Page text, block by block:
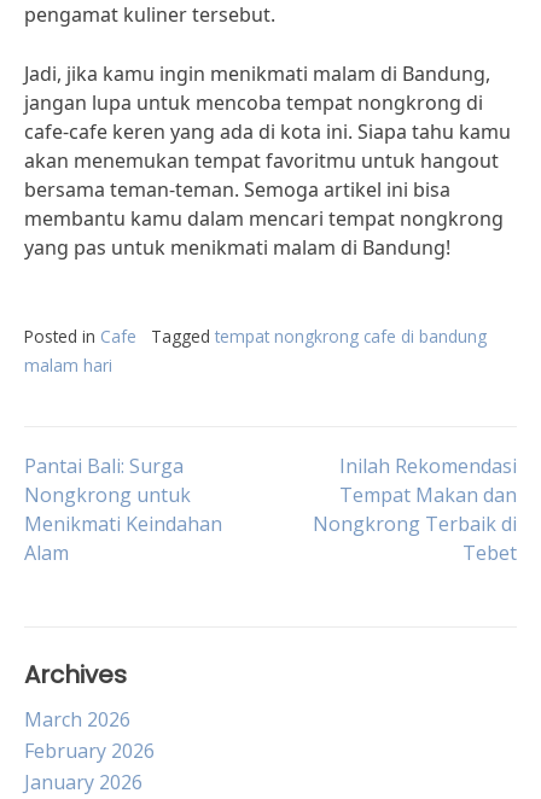
pengamat kuliner tersebut.
Jadi, jika kamu ingin menikmati malam di Bandung,
jangan lupa untuk mencoba tempat nongkrong di
cafe-cafe keren yang ada di kota ini. Siapa tahu kamu
akan menemukan tempat favoritmu untuk hangout
bersama teman-teman. Semoga artikel ini bisa
membantu kamu dalam mencari tempat nongkrong
yang pas untuk menikmati malam di Bandung!
Posted in Cafe Tagged tempat nongkrong cafe di bandung
malam hari
Post
navigation
Pantai Bali: Surga
Nongkrong untuk
Menikmati Keindahan
Alam
Inilah Rekomendasi
Tempat Makan dan
Nongkrong Terbaik di
Tebet
Archives
March 2026
February 2026
January 2026